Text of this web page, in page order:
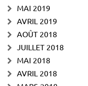
MAI 2019
AVRIL 2019
AOÛT 2018
JUILLET 2018
MAI 2018
AVRIL 2018